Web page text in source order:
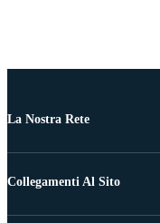
La Nostra Rete
Collegamenti Al Sito